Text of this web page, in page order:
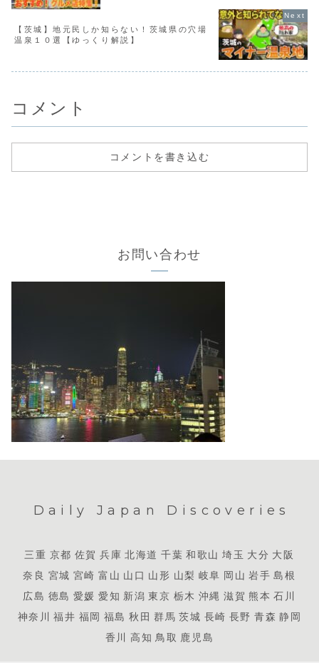
【茨城】地元民しか知らない！茨城県の穴場
温泉１０選【ゆっくり解説】
コメント
コメントを書き込む
お問い合わせ
Daily Japan Discoveries
三重 京都 佐賀 兵庫 北海道 千葉 和歌山 埼玉 大分 大阪
奈良 宮城 宮崎 富山 山口 山形 山梨 岐阜 岡山 岩手 島根
広島 徳島 愛媛 愛知 新潟 東京 栃木 沖縄 滋賀 熊本 石川
神奈川 福井 福岡 福島 秋田 群馬 茨城 長崎 長野 青森 静岡
香川 高知 鳥取 鹿児島